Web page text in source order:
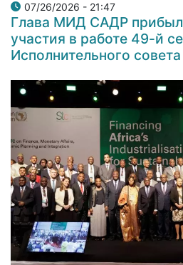
07/26/2026 - 21:47
Глава МИД САДР
участия в работе 49-й
Исполнительного